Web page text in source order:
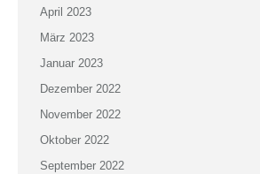
April 2023
März 2023
Januar 2023
Dezember 2022
November 2022
Oktober 2022
September 2022